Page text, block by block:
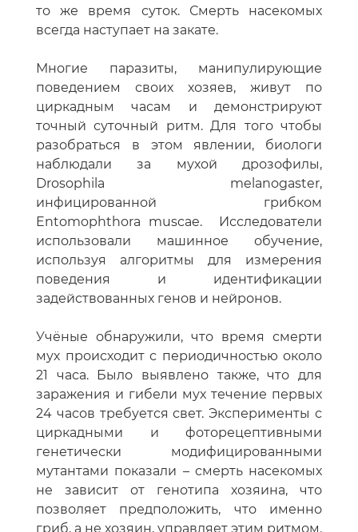
то же время суток. Смерть насекомых
всегда наступает на закате.
Многие паразиты, манипулирующие
поведением своих хозяев, живут по
циркадным часам и демонстрируют
точный суточный ритм. Для того чтобы
разобраться в этом явлении, биологи
наблюдали за мухой дрозофилы,
Drosophila melanogaster,
инфицированной грибком
Entomophthora muscae. Исследователи
использовали машинное обучение,
используя алгоритмы для измерения
поведения и идентификации
задействованных генов и нейронов.
Учёные обнаружили, что время смерти
мух происходит с периодичностью около
21 часа. Было выявлено также, что для
заражения и гибели мух течение первых
24 часов требуется свет. Эксперименты с
циркадными и фоторецептивными
генетически модифицированными
мутантами показали – смерть насекомых
не зависит от генотипа хозяина, что
позволяет предположить, что именно
гриб, а не хозяин, управляет этим ритмом.